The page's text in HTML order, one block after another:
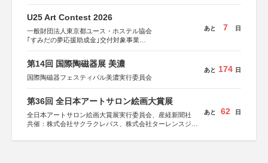
U25 Art Contest 2026
一般財団法人東京都ユース・ホステル協会
｢すみだの夢応援助成金｣交付対象事業
あと 7 日
第14回 国際陶磁器展 美濃
国際陶磁器フェスティバル美濃実行委員会
あと 174 日
第36回 全日本アートサロン絵画大賞展
全日本アートサロン絵画大賞展実行委員会、産経新聞社
共催：株式会社サクラクレパス、株式会社ターレンスジャ
あと 62 日